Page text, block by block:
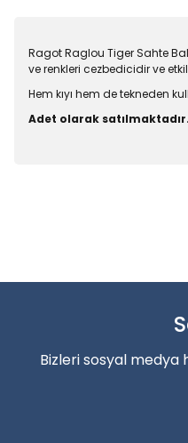
Ragot Raglou Tiger Sahte
ve renkleri cezbedicidir ve
Hem kıyı hem de tekneden
Adet olarak satılmaktadır.
Ürün fiyatı diğer
Bu ürüne benzer farklı
Bizleri sosyal medya